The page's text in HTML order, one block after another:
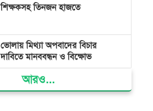
শিক্ষকসহ তিনজন হাজতে
ভোলায় মিথ্যা অপবাদের বিচার
দাবিতে মানববন্ধন ও বিক্ষোভ
গ্যাস সংকট, ভুতুড়ে বিদ্যুৎ বিল ও
আরও...